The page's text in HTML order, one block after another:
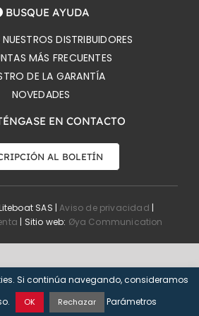
BUSQUE AYUDA
DISTRIBUIDORES
MÁS FRECUENTES
DE LA GARANTÍA
NOVEDADES
EN CONTACTO
AL BOLETÍN
SAS |Aviso de privacidad |
| Sitio web: Øya Communication
Si continúa navegando, consideramos
OK Rechazar Parámetros